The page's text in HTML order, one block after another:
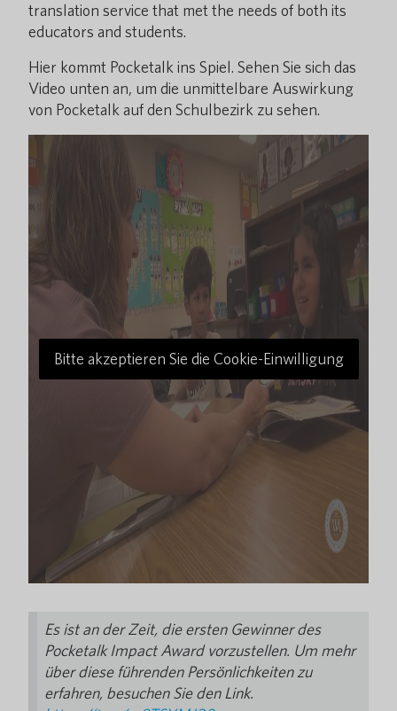
translation service that met the needs of both its
educators and students.
Hier kommt Pocketalk ins Spiel. Sehen Sie sich das
Video unten an, um die unmittelbare Auswirkung
von Pocketalk auf den Schulbezirk zu sehen.
Bitte akzeptieren Sie die Cookie-Einwilligung
Es ist an der Zeit, die ersten Gewinner des
Pocketalk Impact Award vorzustellen. Um mehr
über diese führenden Persönlichkeiten zu
erfahren, besuchen Sie den Link.